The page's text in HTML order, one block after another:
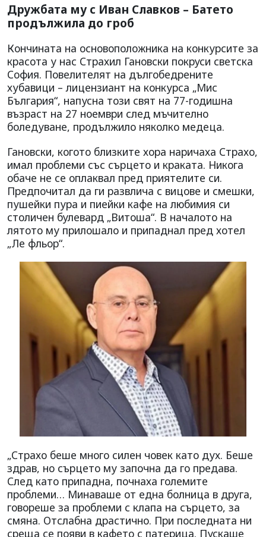
Дружбата му с Иван Славков – Батето
продължила до гроб
Кончината на основоположника на конкурсите за
красота у нас Страхил Гановски покруси светска
София. Повелителят на дългобедрените
хубавици – лицензиант на конкурса „Мис
България“, напусна този свят на 77-годишна
възраст на 27 ноември след мъчително
боледуване, продължило няколко медеца.
Гановски, когото близките хора наричаха Страхо,
имал проблеми със сърцето и краката. Никога
обаче не се оплаквал пред приятелите си.
Предпочитал да ги развлича с вицове и смешки,
пушейки пура и пиейки кафе на любимия си
столичен булевард „Витоша“. В началото на
лятото му прилошало и припаднал пред хотел
„Ле фльор“.
„Страхо беше много силен човек като дух. Беше
здрав, но сърцето му започна да го предава.
След като припадна, почнаха големите
проблеми… Минаваше от една болница в друга,
говореше за проблеми с клапа на сърцето, за
смяна. Отслабна драстично. При последната ни
среща се появи в кафето с патерица. Пускаше